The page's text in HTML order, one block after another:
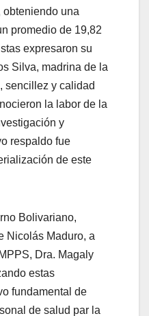
obteniendo una
promedio de 19,82
expresaron su
Silva, madrina de la
sencillez y calidad
la labor de la
y
respaldo fue
de este
Bolivariano,
Nicolás Maduro, a
Dra. Magaly
estas
fundamental de
de salud par la